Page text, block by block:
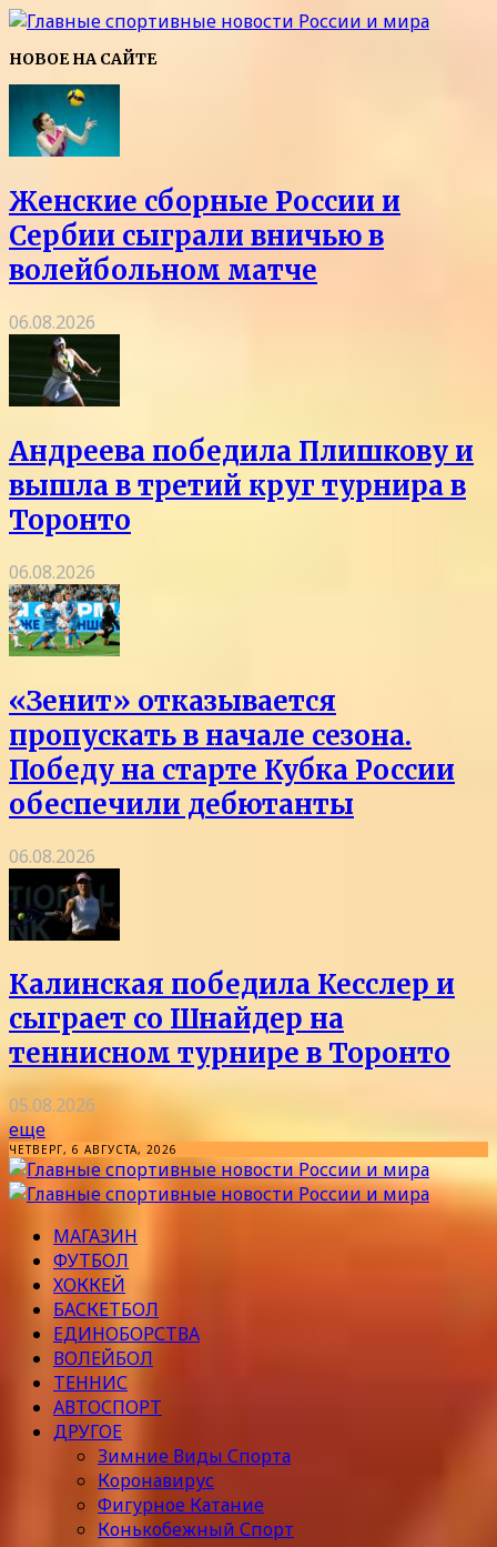
НОВОЕ НА САЙТЕ
Женские сборные России и
Сербии сыграли вничью в
волейбольном матче
06.08.2026
Андреева победила Плишкову и
вышла в третий круг турнира в
Торонто
06.08.2026
«Зенит» отказывается
пропускать в начале сезона.
Победу на старте Кубка России
обеспечили дебютанты
06.08.2026
Калинская победила Кесслер и
сыграет со Шнайдер на
теннисном турнире в Торонто
05.08.2026
еще
ЧЕТВЕРГ, 6 АВГУСТА, 2026
МАГАЗИН
ФУТБОЛ
ХОККЕЙ
БАСКЕТБОЛ
ЕДИНОБОРСТВА
ВОЛЕЙБОЛ
ТЕННИС
АВТОСПОРТ
ДРУГОЕ
Зимние Виды Спорта
Коронавирус
Фигурное Катание
Конькобежный Спорт